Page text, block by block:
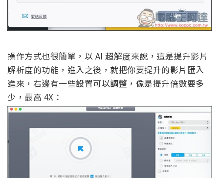
操作方式也很簡單，以 AI 超解度來說，這是提升影片
解析度的功能，進入之後，就把你要提升的影片匯入
進來，右邊有一些設置可以調整，像是提升倍數要多
少，最高 4X：